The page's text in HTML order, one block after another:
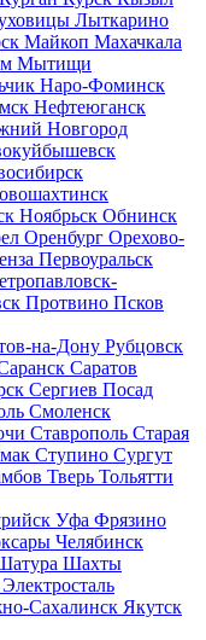
Лыткарино
Майкоп Махачкала
Мытищи
Наро-Фоминск
Нефтеюганск
Новгород
Ноябрьск Обнинск
Оренбург Орехово-
Первоуральск
Протвино Псков
на-Дону Рубцовск
Саратов
Сергиев Посад
Смоленск
Ставрополь Старая
Ступино Сургут
Тверь Тольятти
Уфа Фрязино
Челябинск
Шахты
Электросталь
Сахалинск Якутск